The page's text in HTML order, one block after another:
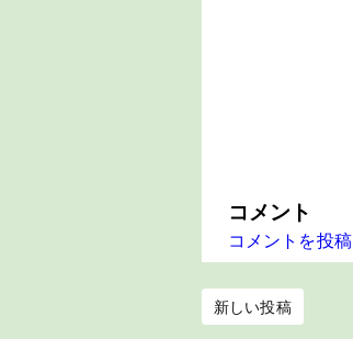
コメント
コメントを投稿
新しい投稿